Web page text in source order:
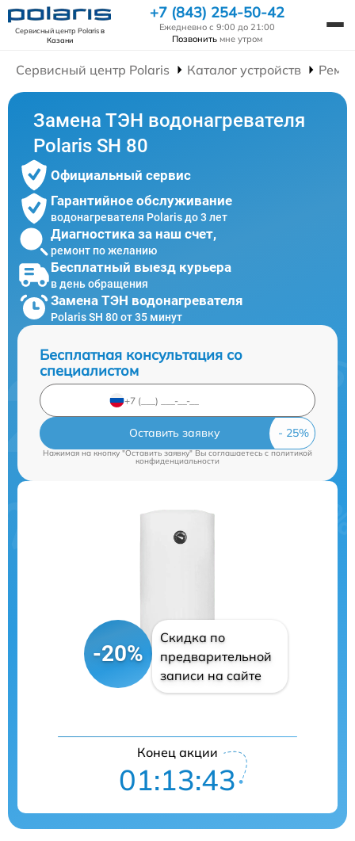
Сервисный центр Polarisв
Казани
+7 (843) 254-50-42
Ежедневно с 9:00 до 21:00
Позвонить мне утром
Сервисный центр Polaris Каталог устройств
Замена ТЭН водонагревателя
Polaris SH 80
Официальный сервис
Гарантийное обслуживание
водонагревателя Polaris до 3 лет
Диагностика за наш счет,
ремонт по желанию
Бесплатный выезд курьера
в день обращения
Замена ТЭН водонагревателя
Polaris SH 80 от 35 минут
Бесплатная консультация со
специалистом
Оставить заявку
Нажимая на кнопку "Оставить заявку" Вы соглашаетесь cполитикой
конфиденциальности
-20%
Скидка по
предварительной
записи на сайте
Конец акции
01:13:42